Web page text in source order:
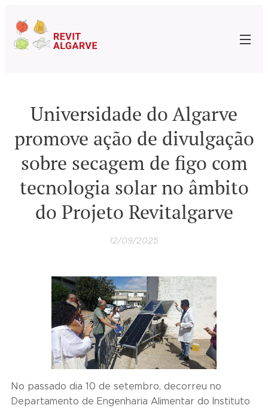
Universidade do Algarve
promove ação de divulgação
sobre secagem de figo com
tecnologia solar no âmbito
do Projeto Revitalgarve
12/09/2025
No passado dia 10 de setembro, decorreu no
Departamento de Engenharia Alimentar do Instituto